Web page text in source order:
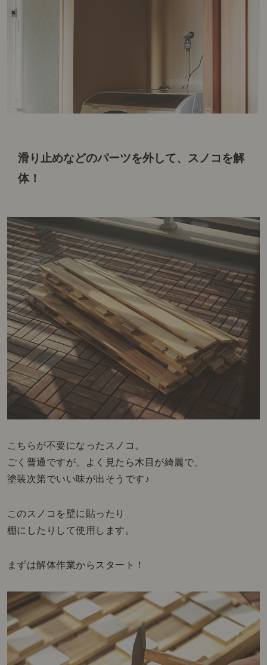
滑り止めなどのパーツを外して、 スノコを解
体！
こちらが不要になったスノコ。
ごく普通ですが、よく見たら木目が綺麗で、
塗装次第でいい味が出そうです♪
このスノコを壁に貼ったり
棚にしたりして使用します。
まずは解体作業からスタート！